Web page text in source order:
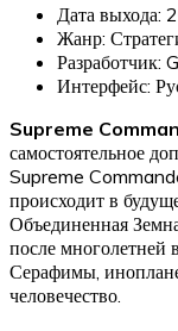
Дата выхода:
Жанр:
Разработчик:
Интерфейс:
Supreme
самостоятельное
Supreme
происходит в
Объединенная
после многолетней
Серафимы,
человечество.